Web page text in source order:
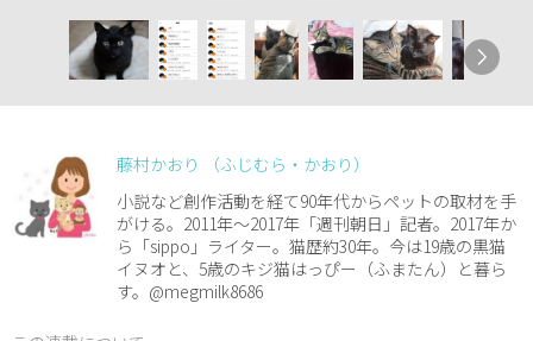
藤村かおり （ふじむら・かおり）
小説など創作活動を経て90年代からペットの取材を手
がける。2011年～2017年「週刊朝日」記者。2017年か
ら「sippo」ライター。猫歴約30年。今は19歳の黒猫
イヌオと、5歳のキジ猫はっぴー（ふまたん）と暮ら
す。@megmilk8686